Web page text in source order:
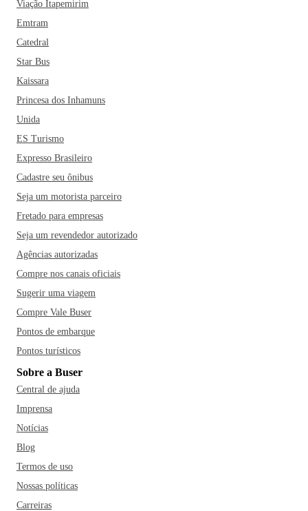
Viação Itapemirim
Emtram
Catedral
Star Bus
Kaissara
Princesa dos Inhamuns
Unida
ES Turismo
Expresso Brasileiro
Cadastre seu ônibus
Seja um motorista parceiro
Fretado para empresas
Seja um revendedor autorizado
Agências autorizadas
Compre nos canais oficiais
Sugerir uma viagem
Compre Vale Buser
Pontos de embarque
Pontos turísticos
Sobre a Buser
Central de ajuda
Imprensa
Notícias
Blog
Termos de uso
Nossas políticas
Carreiras